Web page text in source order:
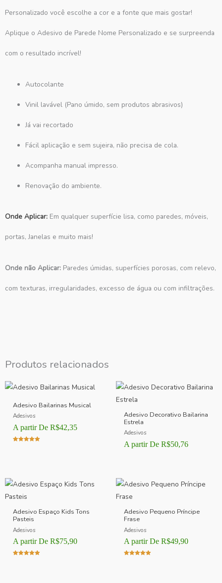
Personalizado você escolhe a cor e a fonte que mais gostar!
Aplique o Adesivo de Parede Nome Personalizado e se surpreenda
com o resultado incrível!
Autocolante
Vinil lavável (Pano úmido, sem produtos abrasivos)
Já vai recortado
Fácil aplicação e sem sujeira, não precisa de cola.
Acompanha manual impresso.
Renovação do ambiente.
Onde Aplicar: Em qualquer superfície lisa, como paredes, móveis,
portas, Janelas e muito mais!
Onde não Aplicar: Paredes úmidas, superfícies porosas, com relevo,
com texturas, irregularidades, excesso de água ou com infiltrações.
Produtos relacionados
Adesivo Bailarinas Musical
Adesivos
A partir De R$42,35
Adesivo Decorativo Bailarina
Estrela
Adesivos
A partir De R$50,76
Adesivo Espaço Kids Tons
Pasteis
Adesivos
A partir De R$75,90
Adesivo Pequeno Príncipe
Frase
Adesivos
A partir De R$49,90